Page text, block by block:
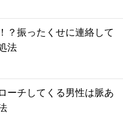
？振ったくせに連絡して
法
ーチしてくる男性は脈あ